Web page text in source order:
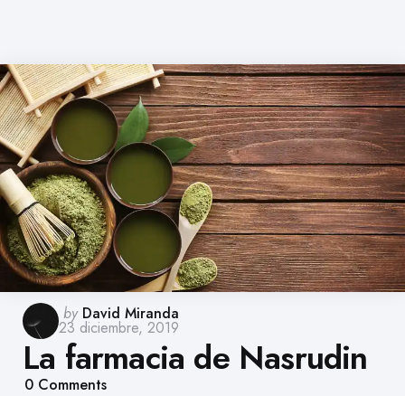
Posted
by
by David Miranda
23 diciembre, 2019
La farmacia de Nasrudin
0 Comments